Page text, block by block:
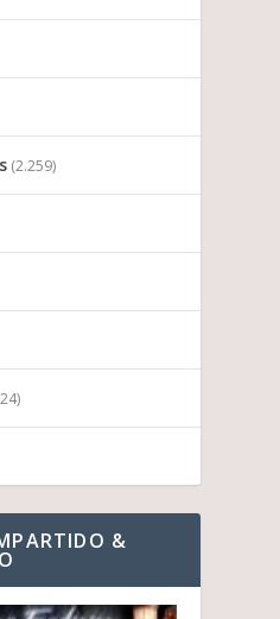
(2.259)
&